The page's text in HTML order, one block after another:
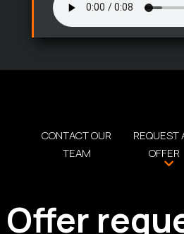
CONTACT OUR
TEAM
REQUEST
OFFER
Offer